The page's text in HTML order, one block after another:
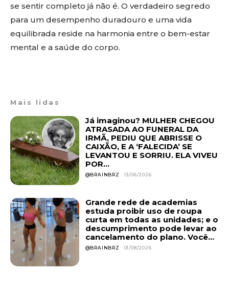
se sentir completo já não é. O verdadeiro segredo
para um desempenho duradouro e uma vida
equilibrada reside na harmonia entre o bem-estar
mental e a saúde do corpo.
Mais lidas
Já imaginou? MULHER CHEGOU
ATRASADA AO FUNERAL DA
IRMÃ, PEDIU QUE ABRISSE O
CAIXÃO, E A ‘FALECIDA’ SE
LEVANTOU E SORRIU. ELA VIVEU
POR...
@BRAINBRZ 13/06/2026
Grande rede de academias
estuda proibir uso de roupa
curta em todas as unidades; e o
descumprimento pode levar ao
cancelamento do plano. Você...
@BRAINBRZ 01/08/2026